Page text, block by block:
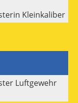
Kleinkaliber
Luftgewehr